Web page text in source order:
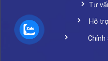
Tư
Hỗ
Chính